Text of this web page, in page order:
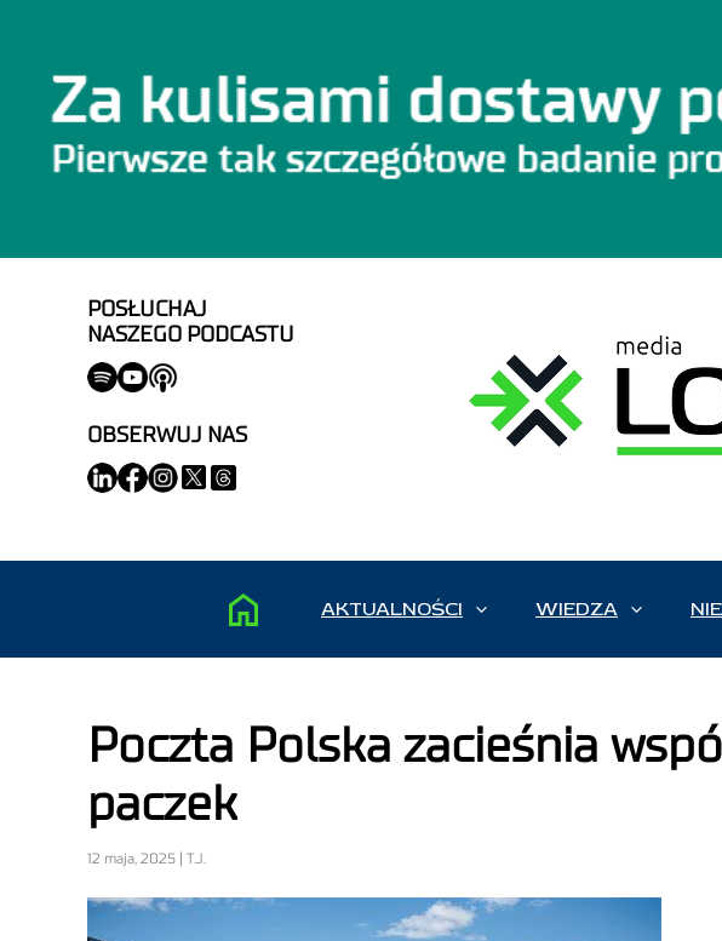
POSŁUCHAJ
NASZEGO PODCASTU
OBSERWUJ NAS
AKTUALNOŚCI WIEDZA
Poczta Polska zacieśnia
paczek
12 maja, 2025 | T.J.